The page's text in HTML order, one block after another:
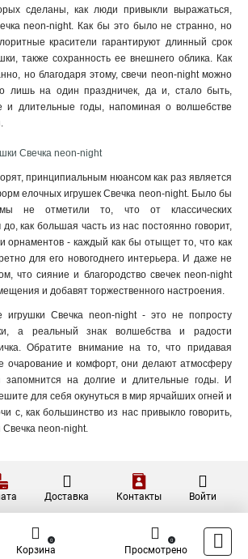
сделаны, как люди привыкли выражаться,
neon-night. Как бы это было не странно, но
красители гарантируют длинный срок
также сохранность ее внешнего облика. Как
но благодаря этому, свечи neon-night можно
лишь на один праздничек, да и, стало быть,
и длительные годы, напоминая о волшебстве
.
Свечка neon-night
принципиальным нюансом как раз является
елочных игрушек Свечка neon-night. Было бы
не отметили то, что от классических
до, как большая часть из нас постоянно говорит,
орнаментов - каждый как бы отыщет то, что как
для его новогоднего интерьера. И даже не
что сияние и благородство свечек neon-night
и добавят торжественного настроения.
игрушки Свечка neon-night - это не попросту
а реальный знак волшебства и радости
Обратите внимание на то, что придавая
очарование и комфорт, они делают атмосферу
запомнится на долгие и длительные годы. И
для себя окунуться в мир ярчайших огней и
с, как большинство из нас привыкло говорить,
neon-night.
Доставка Контакты Войти
Корзина
0
Просмотрено
0